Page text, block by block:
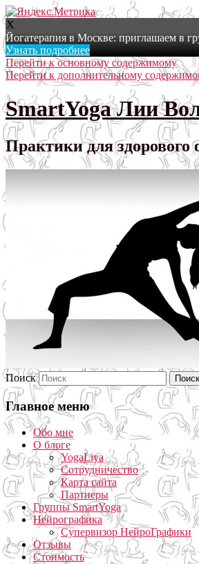
X
Йогатерапия в Москве: приглашаем в
Узнать подробнее
Перейти к основному содержимому
Перейти к дополнительному
SmartYoga Лии
Практики для здорового
Поиск
Главное меню
Обо мне
О блоге
YogaLiya
Сотрудничество
Карта сайта
Партнеры
Группы SmartYoga
Нейрографика
Супервизор НейроГрафики
Отзывы
Стоимость